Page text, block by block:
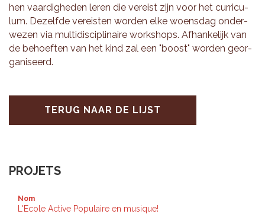
hen vaar­dig­he­den leren die ver­eist zijn voor het cur­ri­cu­
lum. De­zelf­de ver­eis­ten wor­den elke woens­dag on­der­
we­zen via mul­ti­dis­ci­pli­nai­re work­shops. Af­han­ke­lijk van
de be­hoef­ten van het kind zal een "boost" wor­den ge­or­
ga­ni­seerd.
TERUG NAAR DE LIJST
PROJETS
Nom
L'Ecole Active Populaire en musique!